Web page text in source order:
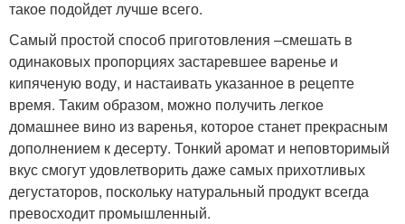
такое подойдет лучше всего.
Самый простой способ приготовления –смешать в
одинаковых пропорциях застаревшее варенье и
кипяченую воду, и настаивать указанное в рецепте
время. Таким образом, можно получить легкое
домашнее вино из варенья, которое станет прекрасным
дополнением к десерту. Тонкий аромат и неповторимый
вкус смогут удовлетворить даже самых прихотливых
дегустаторов, поскольку натуральный продукт всегда
превосходит промышленный.